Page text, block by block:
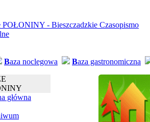
Baza noclegowa Baza gastronomiczna
główna